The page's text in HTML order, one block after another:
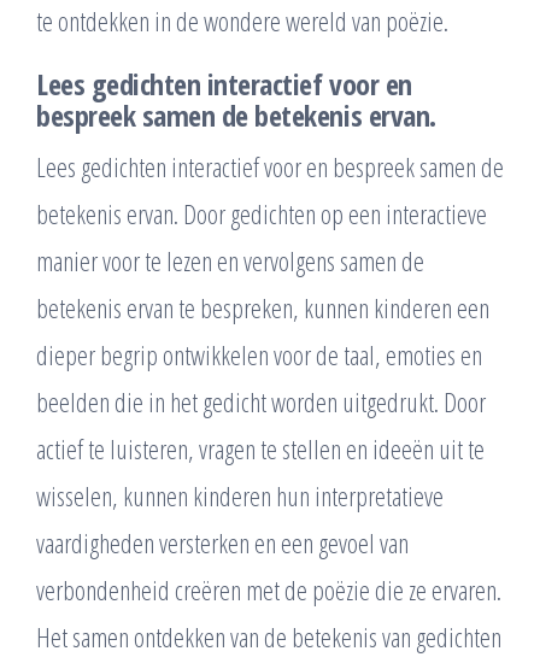
te ontdekken in de wondere wereld van poëzie.
Lees gedichten interactief voor en
bespreek samen de betekenis ervan.
Lees gedichten interactief voor en bespreek samen de
betekenis ervan. Door gedichten op een interactieve
manier voor te lezen en vervolgens samen de
betekenis ervan te bespreken, kunnen kinderen een
dieper begrip ontwikkelen voor de taal, emoties en
beelden die in het gedicht worden uitgedrukt. Door
actief te luisteren, vragen te stellen en ideeën uit te
wisselen, kunnen kinderen hun interpretatieve
vaardigheden versterken en een gevoel van
verbondenheid creëren met de poëzie die ze ervaren.
Het samen ontdekken van de betekenis van gedichten